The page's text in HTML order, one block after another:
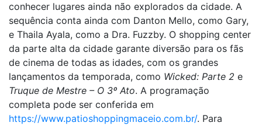
conhecer lugares ainda não explorados da cidade. A
sequência conta ainda com Danton Mello, como Gary,
e Thaila Ayala, como a Dra. Fuzzby. O shopping center
da parte alta da cidade garante diversão para os fãs
de cinema de todas as idades, com os grandes
lançamentos da temporada, como Wicked: Parte 2 e
Truque de Mestre – O 3º Ato. A programação
completa pode ser conferida em
https://www.patioshoppingmaceio.com.br/. Para